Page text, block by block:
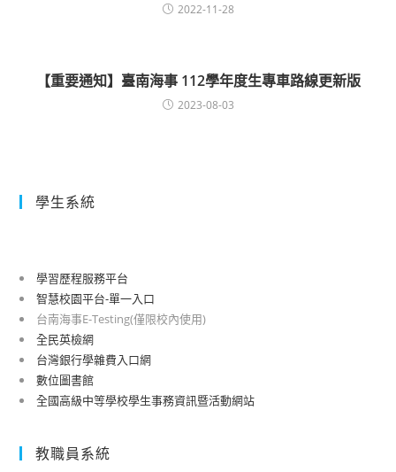
2022-11-28
【重要通知】臺南海事 112學年度生專車路線更新版
2023-08-03
學生系統
學習歷程服務平台
智慧校園平台-單一入口
台南海事E-Testing(僅限校內使用)
全民英檢網
台灣銀行學雜費入口網
數位圖書館
全國高級中等學校學生事務資訊暨活動網站
教職員系統